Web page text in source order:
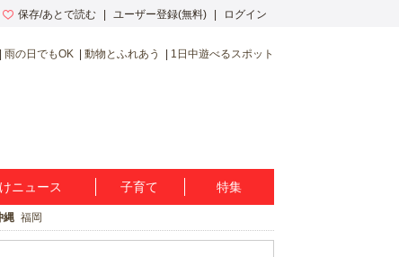
保存/あとで読む ユーザー登録(無料) ログイン
雨の日でもOK 動物とふれあう 1日中遊べるスポット
ニュース 子育て 特集
縄 福岡